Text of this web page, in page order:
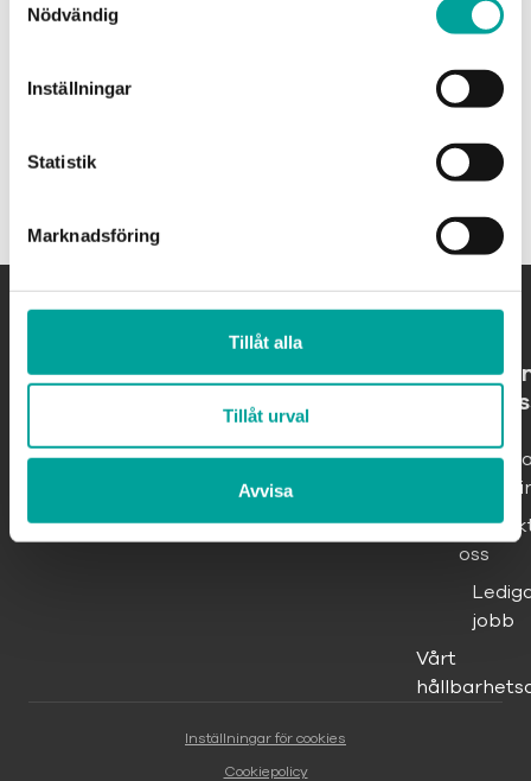
Nödvändig
Inställningar
Statistik
Marknadsföring
Tillåt alla
Tillåt urval
Avvisa
Anmäl dig nedan och säkra er plats.
oss
jobb
Vårt
Inställningar för cookies
Cookiepolicy